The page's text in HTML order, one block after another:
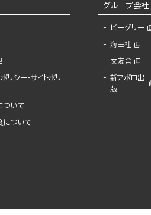
リシー・サイトポリ
ついて
について
グループ会社
ビーグリー
海王社
文友舎
新アポロ出
版